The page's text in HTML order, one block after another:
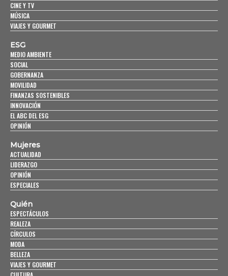
CINE Y TV
MÚSICA
VIAJES Y GOURMET
ESG
MEDIO AMBIENTE
SOCIAL
GOBERNANZA
MOVILIDAD
FINANZAS SOSTENIBLES
INNOVACIÓN
EL ABC DEL ESG
OPINIÓN
Mujeres
ACTUALIDAD
LIDERAZGO
OPINIÓN
ESPECIALES
Quién
ESPECTÁCULOS
REALEZA
CÍRCULOS
MODA
BELLEZA
VIAJES Y GOURMET